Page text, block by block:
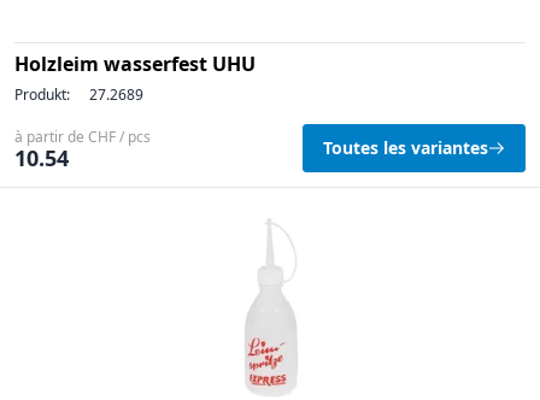
Holzleim wasserfest UHU
Produkt: 27.2689
à partir de CHF / pcs
10.54 Toutes les variantes